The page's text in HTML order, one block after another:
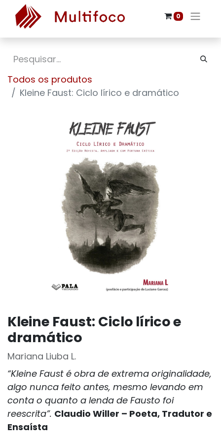
0
Todos os produtos
Kleine Faust: Ciclo lírico e dramático
Kleine Faust: Ciclo lírico e
dramático
Mariana Liuba L.
“Kleine Faust é obra de extrema originalidade,
algo nunca feito antes, mesmo levando em
conta o quanto a lenda de Fausto foi
reescrita”. Claudio Willer – Poeta, Tradutor e
Ensaísta